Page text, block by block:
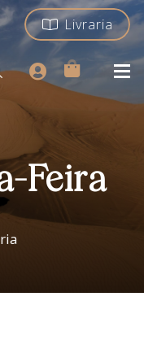
Livraria
Feira